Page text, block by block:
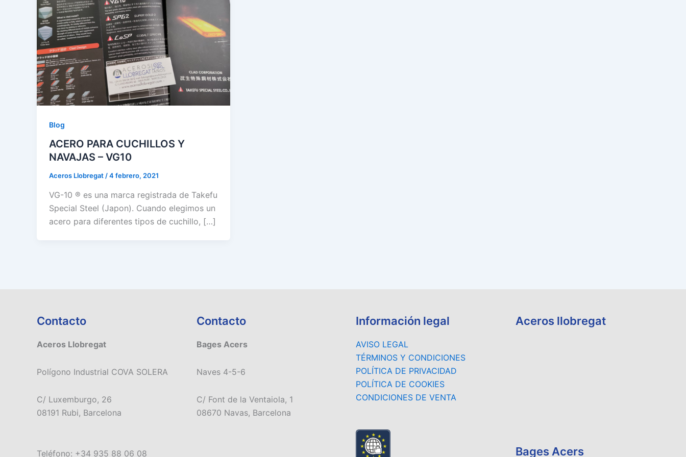
Blog
ACERO PARA CUCHILLOS Y
NAVAJAS – VG10
Aceros Llobregat/4 febrero, 2021
VG-10 ® es una marca registrada de Takefu
Special Steel (Japon). Cuando elegimos un
acero para diferentes tipos de cuchillo, […]
Contacto
Aceros Llobregat
Polígono Industrial COVA SOLERA
C/ Luxemburgo, 26
08191 Rubi, Barcelona
Teléfono: +34 935 88 06 08
Contacto
Bages Acers
Naves 4-5-6
C/ Font de la Ventaiola, 1
08670 Navas, Barcelona
Información legal
AVISO LEGAL
TÉRMINOS Y CONDICIONES
POLÍTICA DE PRIVACIDAD
POLÍTICA DE COOKIES
CONDICIONES DE VENTA
Aceros llobregat
Bages Acers